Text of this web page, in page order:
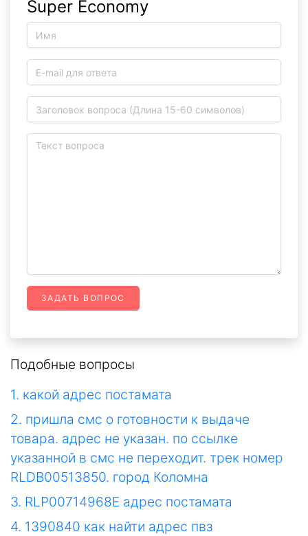
Super Economy
ЗАДАТЬ ВОПРОС
Подобные вопросы
1. какой адрес постамата
2. пришла смс о готовности к выдаче
товара. адрес не указан. по ссылке
указанной в смс не переходит. трек номер
RLDB00513850. город Коломна
3. RLP00714968E адрес постамата
4. 1390840 как найти адрес пвз